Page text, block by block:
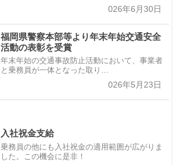
026年6月30日
福岡県警察本部等より年末年始交通安全
活動の表彰を受賞
年末年始の交通事故防止活動において、事業者
と乗務員が一体となった取り…
026年5月23日
入社祝金支給
乗務員の他にも入社祝金の適用範囲が広がりま
した。この機会に是非！